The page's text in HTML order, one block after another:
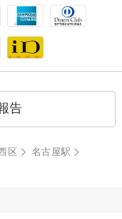
告
区
名古屋駅